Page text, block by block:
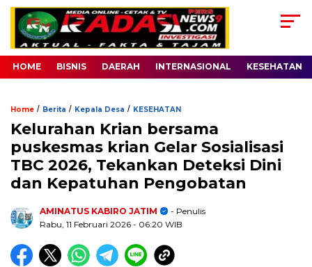
HOME BISNIS DAERAH INTERNASIONAL KESEHATAN
Home / Berita / Kepala Desa / KESEHATAN
Kelurahan Krian bersama
puskesmas krian Gelar Sosialisasi
TBC 2026, Tekankan Deteksi Dini
dan Kepatuhan Pengobatan
AMINATUS KABIRO JATIM
- Penulis
Rabu, 11 Februari 2026 - 06:20 WIB